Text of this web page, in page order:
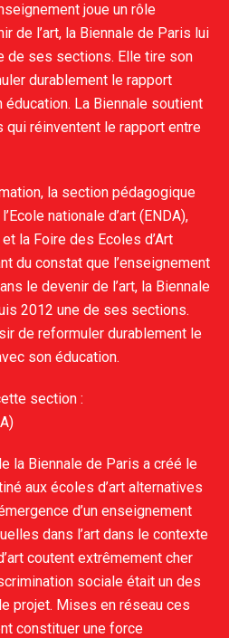
joue un rôle
de l’art, la Biennale de Paris lui
de ses sections. Elle tire son
durablement le rapport
éducation. La Biennale soutient
réinventent le rapport entre
la section pédagogique
nationale d’art (ENDA),
la Foire des Ecoles d’Art
du constat que l’enseignement
le devenir de l’art, la Biennale
2012 une de ses sections.
de reformuler durablement le
son éducation.
section :
la Biennale de Paris a créé le
aux écoles d’art alternatives
d’un enseignement
dans l’art dans le contexte
coutent extrêmement cher
sociale était un des
projet. Mises en réseau ces
constituer une force